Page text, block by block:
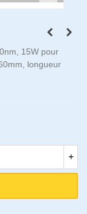
15W pour
longueur
+